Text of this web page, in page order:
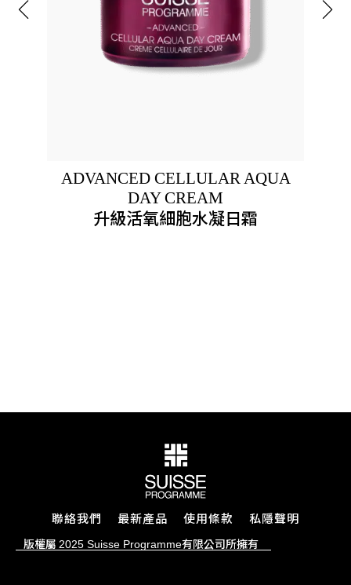
ADVANCED CELLULAR AQUA
DAY CREAM
升級活氧細胞水凝日霜
聯絡我們 最新產品 使用條款 私隱聲明
版權屬 2025 Suisse Programme有限公司所擁有